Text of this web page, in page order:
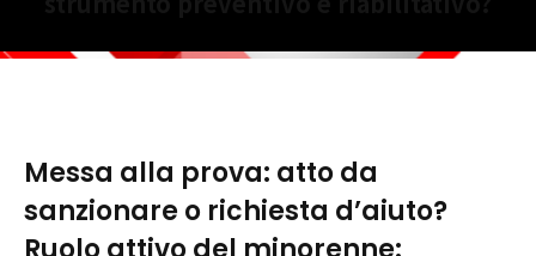
Messa alla prova: atto da
sanzionare o richiesta d’aiuto?